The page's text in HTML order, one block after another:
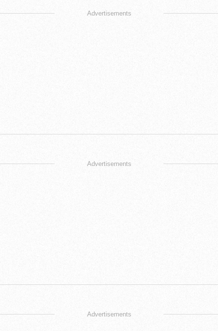
Advertisements
Advertisements
Advertisements